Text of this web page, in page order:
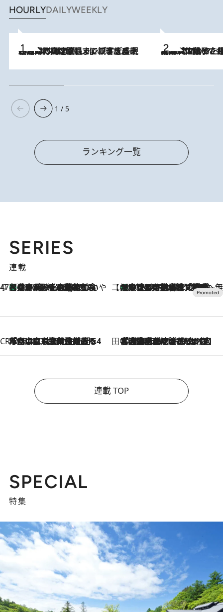
HOURLYDAILYWEEKLY
2026.8.7
「湘南乃風に憧れて」観客大盛上がりの“タオル回し”に、ラッパー顔負けの高速歌唱まで…さだまさし（74）のアグレッシブすぎる現在地 2026.8.5
【阿川佐和子さんの年とる力】なぜ70代で始めた趣味は“こんなに楽しい”のか？ ピアノ、俳句…スランプに陥っても続けられる“ある秘訣”とは
1 / 5
ランキング一覧
SERIES
連載
47都道府県の手みやげ ひんやりスイーツで夏を満喫
16 Minutes Ago
【兵庫県】この夏絶対食べたい 冷やしておいしいおやつ3選 淡路島の恵みをジェラートに集約 【CREA×星野リゾート】唯一無二。癒しと発見が待つ場所へ
2026.8.7
【トンボの足水浴】ヒノキの香りに包まれて涼感マックス！約13℃の湧水かけ流しを避暑地「星野温泉 トンボの湯」で体験
CREA'S CHOICE
2026.8.7
「立川にも歌舞伎があるんだよ」 片岡仁左衛門・市川中車ら豪華座組みで4年目の立川立飛歌舞伎へ 田中稲の勝手に再ブーム
2026.8.7
「湘南乃風に憧れて」観客大盛上がりの“タオル回し”に、ラッパー顔負けの高速歌唱まで…さだまさし（74）のアグレッシブすぎる現在地
連載 TOP
SPECIAL
特集